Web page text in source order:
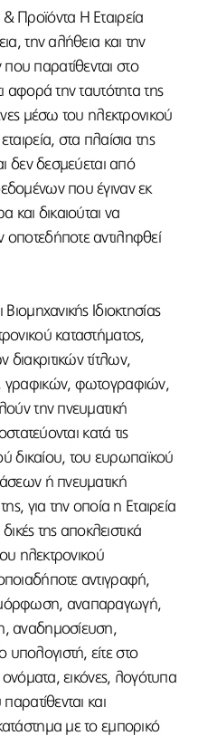
Προϊόντα H Εταιρεία
την αλήθεια και την
παρατίθενται στο
αφορά την ταυτότητα της
μέσω του ηλεκτρονικού
στα πλαίσια της
δεν δεσμεύεται από
που έγιναν εκ
και δικαιούται να
αντιληφθεί
Ιδιοκτησίας
καταστήματος,
τίτλων,
γραφικών, φωτογραφιών,
την πνευματική
κατά τις
δικαίου, του ευρωπαϊκού
ή πνευματική
για την οποία η Εταιρεία
της αποκλειστικά
ηλεκτρονικού
αντιγραφή,
αναπαραγωγή,
αναδημοσίευση,
είτε στο
εικόνες, λογότυπα
και
με το εμπορικό